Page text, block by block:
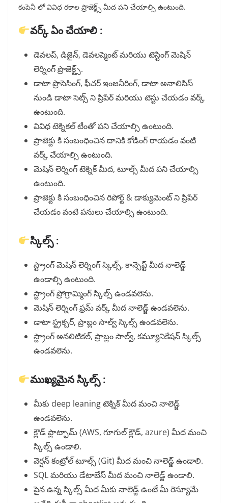
కంపెనీ లో వివిధ రకాల ప్రొజెక్ట్స్ మీద పని చేయాల్సి ఉంటుంది.
వర్క్ ఏం చేయాలి :
డెవలప్, డిజైన్, డెవలప్మెంట్ మరియు టెస్టింగ్ మెషిన్
లెర్నింగ్ ప్రొజెక్ట్స్.
డాటా ప్రొసెసింగ్, ఫీచర్ ఇంజనీరింగ్, డాటా అనాలిసిస్
నుండి డాటా సెట్స్ ని ప్రిపేర్ మరియు టెస్టు చేయడం వర్క్
ఉంటుంది.
వివిధ టెక్నికల్ టీంతో పని చేయాల్సి ఉంటుంది.
ప్రాజెక్టు కి సంబంధించిన దానికి కోడింగ్ రాయడం వంటి
వర్క్ చేయాల్సి ఉంటుంది.
మెషిన్ లెర్నింగ్ టెక్నిక్ మీద, టూల్స్ మీద పని చేయాల్సి
ఉంటుంది.
ప్రాజెక్టు కి సంబంధించిన రిపోర్ట్ & డాక్యుమెంట్ ని ప్రిపేర్
చేయడం వంటి పనులు చేయాల్సి ఉంటుంది.
స్కిల్స్ :
స్ట్రాంగ్ మెషిన్ లెర్నింగ్ స్కిల్స్, కాన్సెప్ట్ మీద నాలెడ్జ్
ఉండాల్సి ఉంటుంది.
స్ట్రాంగ్ ప్రోగ్రామ్మింగ్ స్కిల్స్ ఉండవలెను.
మెషిన్ లెర్నింగ్ ఫ్రమ్ వర్క్ మీద నాలెడ్జ్ ఉండవలెను.
డాటా స్ట్రక్చర్, ప్రాబ్లం సాల్వ్ స్కిల్స్ ఉండవలెను.
స్ట్రాంగ్ అనలిటికల్, ప్రాబ్లం సాల్వ్, కమ్యూనికేషన్ స్కిల్స్
ఉండవలెను.
ముఖ్యమైన స్కిల్స్ :
మీకు deep leaning టెక్నిక్ మీద మంచి నాలెడ్జ్
ఉండవలెను.
క్లౌడ్ ప్లాట్ఫామ్ (AWS, గూగుల్ క్లౌడ్, azure) మీద మంచి
స్కిల్స్ ఉండాలి.
వెర్షన్ కంట్రోల్ టూల్స్ (Git) మీద మంచి నాలెడ్జ్ ఉండాలి.
SQL మరియు డేటాబేస్ మీద మంచి నాలెడ్జ్ ఉండాలి.
పైన ఉన్న స్కిల్స్ మీద మీకు నాలెడ్జ్ ఉంటే మీ రెస్యూమే